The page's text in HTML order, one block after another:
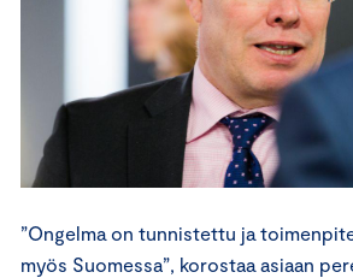
”Ongelma on tunnistettu ja
myös Suomessa”, korostaa asiaan